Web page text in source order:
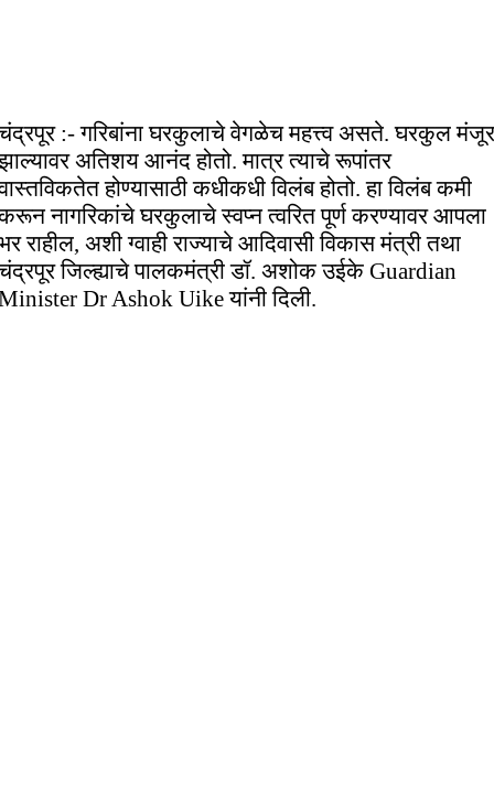
:- गरिबांना घरकुलाचे वेगळेच महत्त्व असते. घरकुल मंजूर
अतिशय आनंद होतो. मात्र त्याचे रूपांतर
होण्यासाठी कधीकधी विलंब होतो. हा विलंब कमी
नागरिकांचे घरकुलाचे स्वप्न त्वरित पूर्ण करण्यावर आपला
राहील, अशी ग्वाही राज्याचे आदिवासी विकास मंत्री तथा
जिल्ह्याचे पालकमंत्री डॉ. अशोक उईके Guardian
Dr Ashok Uike यांनी दिली.